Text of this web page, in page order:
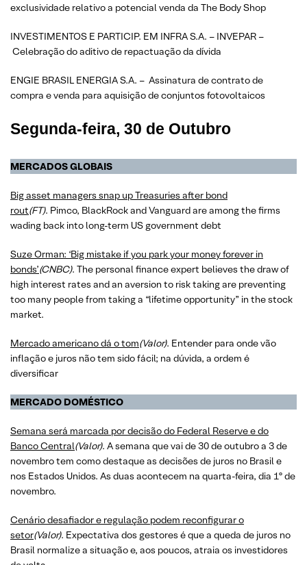
exclusividade relativo a potencial venda da The Body Shop
INVESTIMENTOS E PARTICIP. EM INFRA S.A. – INVEPAR –
Celebração do aditivo de repactuação da dívida
ENGIE BRASIL ENERGIA S.A. – Assinatura de contrato de
compra e venda para aquisição de conjuntos fotovoltaicos
Segunda-feira, 30 de Outubro
MERCADOS GLOBAIS
Big asset managers snap up Treasuries after bond
rout(FT). Pimco, BlackRock and Vanguard are among the firms
wading back into long-term US government debt
Suze Orman: ‘Big mistake if you park your money forever in
bonds’(CNBC). The personal finance expert believes the draw of
high interest rates and an aversion to risk taking are preventing
too many people from taking a “lifetime opportunity” in the stock
market.
Mercado americano dá o tom(Valor). Entender para onde vão
inflação e juros não tem sido fácil; na dúvida, a ordem é
diversificar
MERCADO DOMÉSTICO
Semana será marcada por decisão do Federal Reserve e do
Banco Central(Valor). A semana que vai de 30 de outubro a 3 de
novembro tem como destaque as decisões de juros no Brasil e
nos Estados Unidos. As duas acontecem na quarta-feira, dia 1º de
novembro.
Cenário desafiador e regulação podem reconfigurar o
setor(Valor). Expectativa dos gestores é que a queda de juros no
Brasil normalize a situação e, aos poucos, atraia os investidores